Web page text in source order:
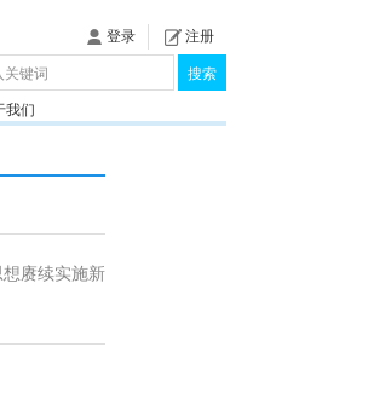
登录
注册
搜索
我们
赓续实施新